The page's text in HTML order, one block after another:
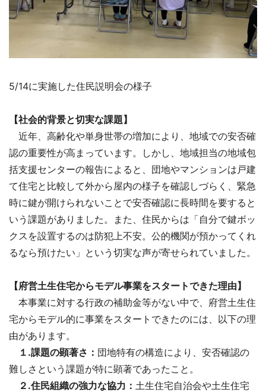
5/14に実施した住民説明会の様子
【社会的背景と切実な課題】
近年、高齢化や単身世帯の増加により、地域での安否確
認の重要性が高まっています。しかし、地域担当の地域包
括支援センターの報告によると、団地やマンションは戸建
て住宅と比較して外から屋内の様子を確認しづらく、緊急
時に鍵が開けられないことで安否確認に長時間を要すると
いう課題がありました。また、住民からは「自分で鍵ボッ
クスを設置するのは防犯上不安。公的機関が預かってくれ
るなら預けたい」という切実な声が寄せられていました。
【府営土生住宅からモデル事業をスタートできた理由】
本事業に対する行政の補助金等がない中で、府営土生住
宅からモデル的に事業をスタートできたのには、以下の理
由があります。
１.課題の顕著さ： 団地特有の構造により、安否確認の
難しさという課題が特に顕著であったこと。
２.住民組織の強力な協力： 土生住宅自治会や土生住宅